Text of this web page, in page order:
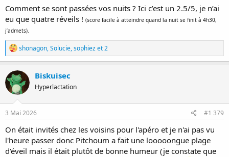
Comment se sont passées vos nuits ? Ici c’est un 2.5/5, je n’ai
eu que quatre réveils ! (score facile à atteindre quand la nuit se finit à 4h30,
j’admets).
R
é
a
c
t
i
o
n
s
shonagon,Solucie,sophiezet 2
Biskuisec
Hyperlactation
3 Mai 2026 #1 379
On était invités chez les voisins pour l'apéro et je n'ai pas vu
l'heure passer donc Pitchoum a fait une looooongue plage
d'éveil mais il était plutôt de bonne humeur (je constate que